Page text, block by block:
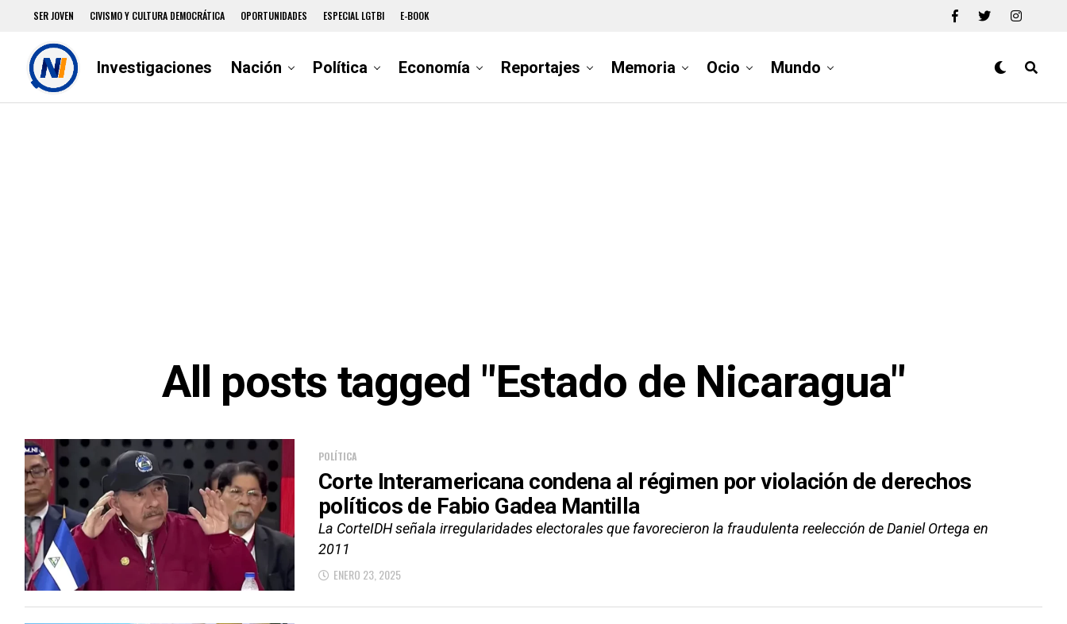
SER JOVEN CIVISMO Y CULTURA DEMOCRÁTICA OPORTUNIDADES ESPECIAL LGTBI E-BOOK
Investigaciones Nación Política Economía Reportajes Memoria Ocio Mundo
All posts tagged "Estado de Nicaragua"
POLÍTICA
Corte Interamericana condena al régimen por violación de derechos
políticos de Fabio Gadea Mantilla
La CorteIDH señala irregularidades electorales que favorecieron la fraudulenta reelección de Daniel Ortega en
2011
ENERO 23, 2025